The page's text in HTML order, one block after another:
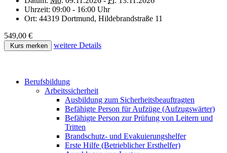
Uhrzeit: 09:00 - 16:00 Uhr
Ort: 44319 Dortmund, Hildebrandstraße 11
549,00 €
Kurs merken weitere Details
Berufsbildung
Arbeitssicherheit
Ausbildung zum Sicherheitsbeauftragten
Befähigte Person für Aufzüge (Aufzugswärter)
Befähigte Person zur Prüfung von Leitern und
Tritten
Brandschutz- und Evakuierungshelfer
Erste Hilfe (Betrieblicher Ersthelfer)